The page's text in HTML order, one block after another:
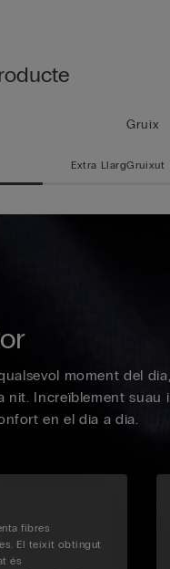
Extra Llarg
Gruix
Gruixut
moment del
nit. Increïblement suau i
en el dia a dia.
fibres
El teixit obtingut
és